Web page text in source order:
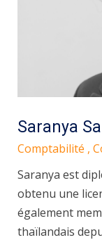
Saranya
Comptabilité ,
Saranya est
obtenu une
également
thaïlandais